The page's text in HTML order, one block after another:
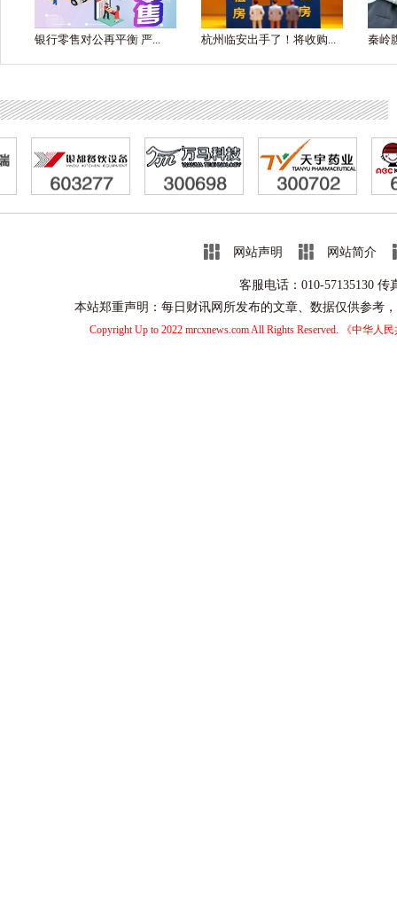
银行零售对公再平衡 严... 杭州临安出手了！将收购... 秦岭
网站声明 网站简介
客服电话：010-57135130 传
本站郑重声明：每日财讯网所发布的文章、数据仅供参考
Copyright Up to 2022 mrcxnews.com All Rights Reserved. 《中华人